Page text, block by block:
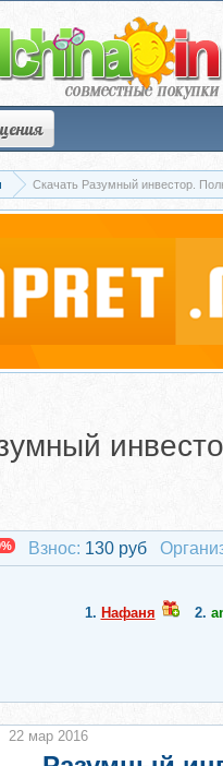
Скачать Разумный инвестор.
Взнос: 130 руб
1. Нафаня 2.
22 мар 2016